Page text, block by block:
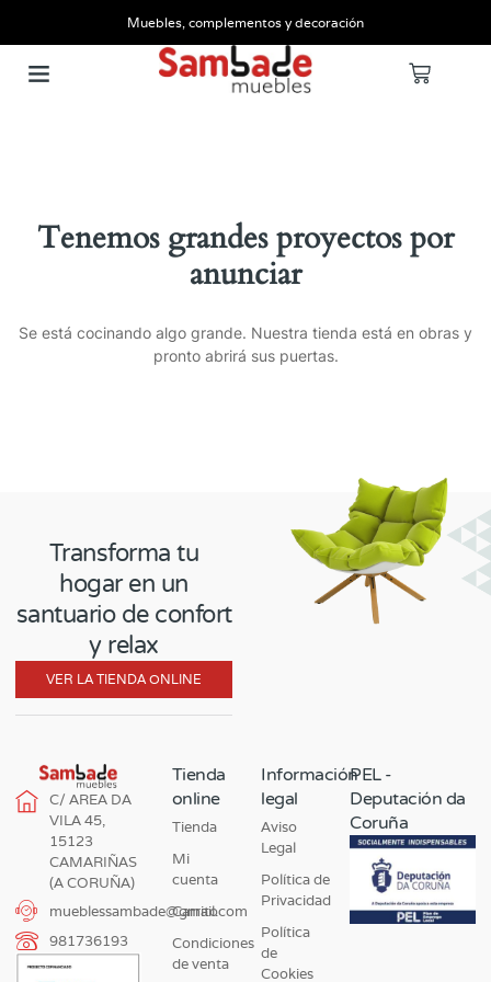
Muebles, complementos y decoración
Tenemos grandes proyectos por
anunciar
Se está cocinando algo grande. Nuestra tienda está en obras y
pronto abrirá sus puertas.
Transforma tu
hogar en un
santuario de confort
y relax
VER LA TIENDA ONLINE
C/ AREA DA
VILA 45,
15123
CAMARIÑAS
(A CORUÑA)
mueblessambade@gmail.com
981736193
Tienda
online
Tienda
Mi
cuenta
Carrito
Condiciones
de venta
Información
legal
Aviso
Legal
Política de
Privacidad
Política
de
Cookies
PEL -
Deputación da
Coruña